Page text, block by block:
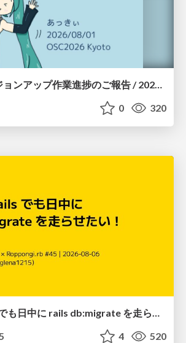
0 320
モノリス Rails でも日中に rails db:migrate を走らせたい！ / Daytime rails db:migrate on Monolithic Rails!
4 520